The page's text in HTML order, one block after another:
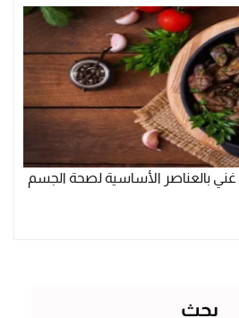
غني بالعناصر الأساسية لصحة الجسم
بحث